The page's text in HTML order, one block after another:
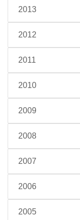
2013
2012
2011
2010
2009
2008
2007
2006
2005